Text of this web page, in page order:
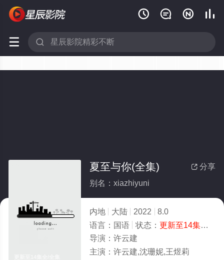
   
 
 分享
夏至与你(全集)
别名：xiazhiyuni
内地 大陆 2022
8.0
语言： 国语 状态： 更新至14集全
导演： 许云建
主演： 许云建,沈珊妮,王煜莉